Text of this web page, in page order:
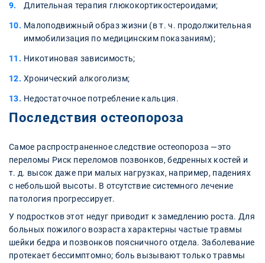
Длительная терапия глюкокортикостероидами;
Малоподвижный образ жизни (в т. ч. продолжительная
иммобилизация по медицинским показаниям);
Никотиновая зависимость;
Хронический алкоголизм;
Недостаточное потребление кальция.
Последствия остеопороза
Самое распространенное следствие остеопороза —это
переломы Риск переломов позвонков, бедренных костей и
т. д. высок даже при малых нагрузках, например, падениях
с небольшой высоты. В отсутствие системного лечение
патология прогрессирует.
У подростков этот недуг приводит к замедлению роста. Для
больных пожилого возраста характерны частые травмы
шейки бедра и позвонков поясничного отдела. Заболевание
протекает бессимптомно; боль вызывают только травмы